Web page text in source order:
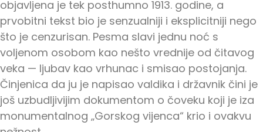
Spisak knjiga
objavljena je tek posthumno 1913. godine, a
prvobitni tekst bio je senzualniji i eksplicitniji nego
što je cenzurisan. Pesma slavi jednu noć s
voljenom osobom kao nešto vrednije od čitavog
veka — ljubav kao vrhunac i smisao postojanja.
Činjenica da ju je napisao valdika i državnik čini je
još uzbudljivijim dokumentom o čoveku koji je iza
monumentalnog „Gorskog vijenca“ krio i ovakvu